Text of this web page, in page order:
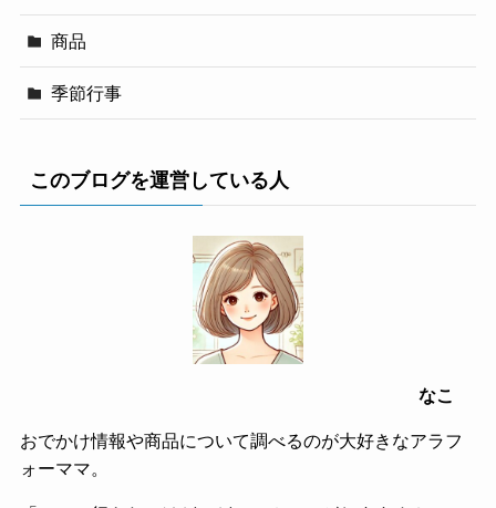
商品
季節行事
このブログを運営している人
なこ
おでかけ情報や商品について調べるのが大好きなアラフ
ォーママ。